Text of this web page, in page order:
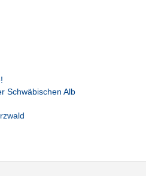
Schwäbischen Alb